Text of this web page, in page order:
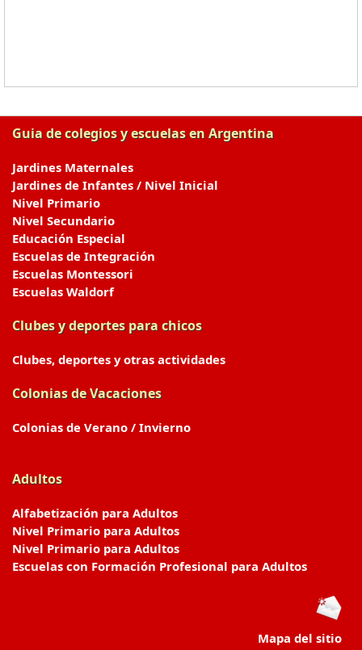
Guia de colegios y escuelas en Argentina
Jardines Maternales
Jardines de Infantes / Nivel Inicial
Nivel Primario
Nivel Secundario
Educación Especial
Escuelas de Integración
Escuelas Montessori
Escuelas Waldorf
Clubes y deportes para chicos
Clubes, deportes y otras actividades
Colonias de Vacaciones
Colonias de Verano / Invierno
Adultos
Alfabetización para Adultos
Nivel Primario para Adultos
Nivel Primario para Adultos
Escuelas con Formación Profesional para Adultos
Mapa del sitio